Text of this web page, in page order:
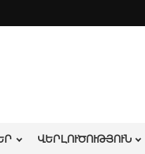
ՎԵՐԼՈՒԾՈՒԹՅՈՒՆ